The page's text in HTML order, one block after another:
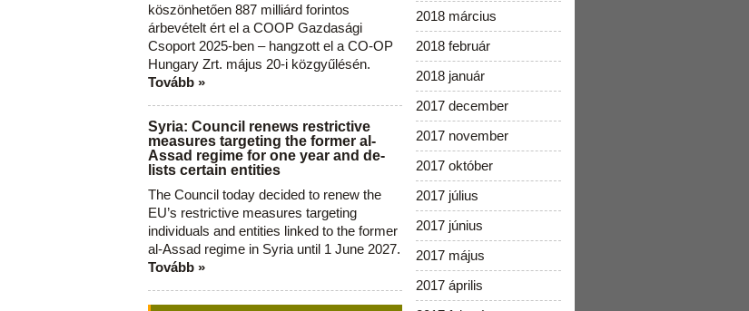
köszönhetően 887 milliárd forintos
árbevételt ért el a COOP Gazdasági
Csoport 2025-ben – hangzott el a CO-OP
Hungary Zrt. május 20-i közgyűlésén.
Tovább »
Syria: Council renews restrictive
measures targeting the former al-
Assad regime for one year and de-
lists certain entities
The Council today decided to renew the
EU’s restrictive measures targeting
individuals and entities linked to the former
al-Assad regime in Syria until 1 June 2027.
Tovább »
2018 március
2018 február
2018 január
2017 december
2017 november
2017 október
2017 július
2017 június
2017 május
2017 április